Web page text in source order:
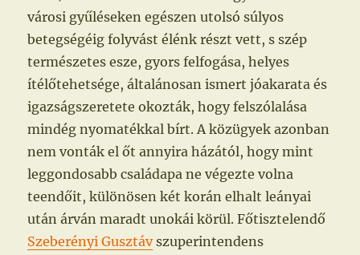
városi gyűléseken egészen utolsó súlyos
betegségéig folyvást élénk részt vett, s szép
természetes esze, gyors felfogása, helyes
ítélőtehetsége, általánosan ismert jóakarata és
igazságszeretete okozták, hogy felszólalása
mindég nyomatékkal bírt. A közügyek azonban
nem vonták el őt annyira házától, hogy mint
leggondosabb családapa ne végezte volna
teendőit, különösen két korán elhalt leányai
után árván maradt unokái körül. Főtisztelendő
Szeberényi Gusztávszuperintendens